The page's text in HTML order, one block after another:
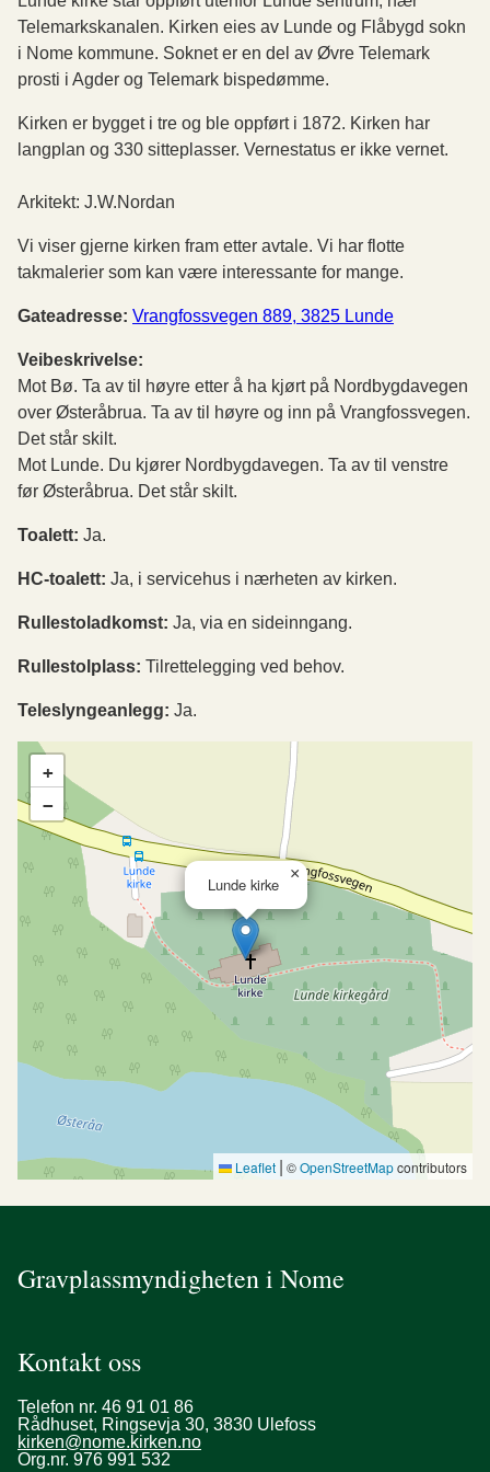
Telemarkskanalen. Kirken eies av Lunde og Flåbygd sokn
i Nome kommune. Soknet er en del av Øvre Telemark
prosti i Agder og Telemark bispedømme.
Kirken er bygget i tre og ble oppført i 1872. Kirken har
langplan og 330 sitteplasser. Vernestatus er ikke vernet.
Arkitekt: J.W.Nordan
Vi viser gjerne kirken fram etter avtale. Vi har flotte
takmalerier som kan være interessante for mange.
Gateadresse: Vrangfossvegen 889, 3825 Lunde
Veibeskrivelse:
Mot Bø. Ta av til høyre etter å ha kjørt på Nordbygdavegen
over Østeråbrua. Ta av til høyre og inn på Vrangfossvegen.
Det står skilt.
Mot Lunde. Du kjører Nordbygdavegen. Ta av til venstre
før Østeråbrua. Det står skilt.
Toalett: Ja.
HC-toalett: Ja, i servicehus i nærheten av kirken.
Rullestoladkomst: Ja, via en sideinngang.
Rullestolplass: Tilrettelegging ved behov.
Teleslyngeanlegg: Ja.
Lunde kirke
×
+
−
Leaflet | ©OpenStreetMapcontributors
Gravplassmyndigheten i Nome
Kontakt oss
Telefon nr. 46 91 01 86
Rådhuset, Ringsevja 30, 3830 Ulefoss
kirken@nome.kirken.no
Org.nr. 976 991 532